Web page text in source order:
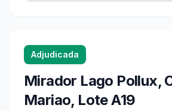
Adjudicada
Mirador Lago Pollux,
Mariao, Lote A19